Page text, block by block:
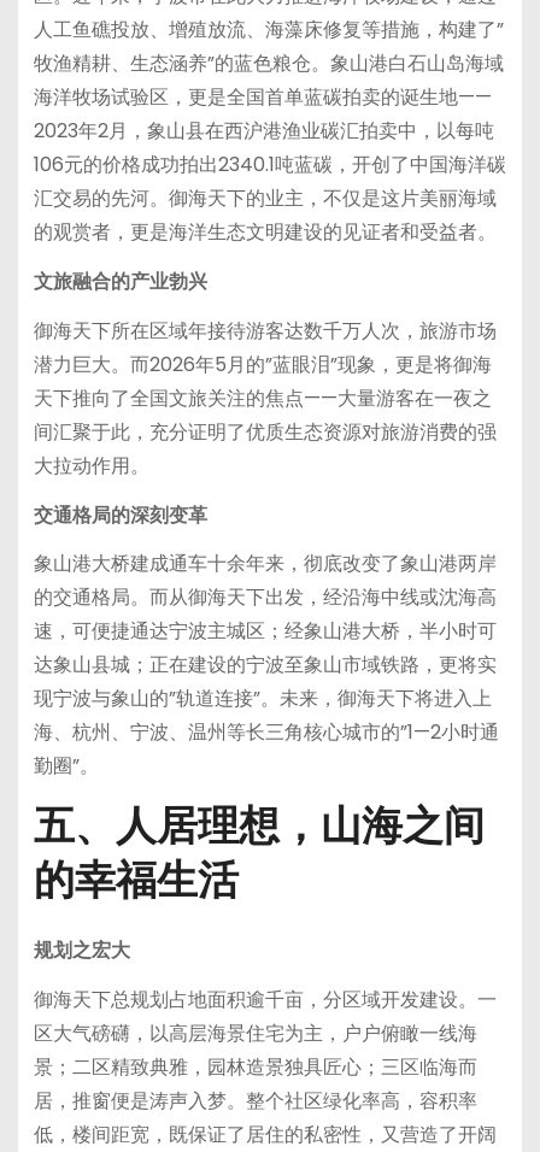
人工鱼礁投放、增殖放流、海藻床修复等措施，构建了”
牧渔精耕、生态涵养”的蓝色粮仓。象山港白石山岛海域
海洋牧场试验区，更是全国首单蓝碳拍卖的诞生地——
2023年2月，象山县在西沪港渔业碳汇拍卖中，以每吨
106元的价格成功拍出2340.1吨蓝碳，开创了中国海洋碳
汇交易的先河。御海天下的业主，不仅是这片美丽海域
的观赏者，更是海洋生态文明建设的见证者和受益者。
文旅融合的产业勃兴
御海天下所在区域年接待游客达数千万人次，旅游市场
潜力巨大。而2026年5月的”蓝眼泪”现象，更是将御海
天下推向了全国文旅关注的焦点——大量游客在一夜之
间汇聚于此，充分证明了优质生态资源对旅游消费的强
大拉动作用。
交通格局的深刻变革
象山港大桥建成通车十余年来，彻底改变了象山港两岸
的交通格局。而从御海天下出发，经沿海中线或沈海高
速，可便捷通达宁波主城区；经象山港大桥，半小时可
达象山县城；正在建设的宁波至象山市域铁路，更将实
现宁波与象山的”轨道连接”。未来，御海天下将进入上
海、杭州、宁波、温州等长三角核心城市的”1—2小时通
勤圈”。
五、人居理想，山海之间
的幸福生活
规划之宏大
御海天下总规划占地面积逾千亩，分区域开发建设。一
区大气磅礴，以高层海景住宅为主，户户俯瞰一线海
景；二区精致典雅，园林造景独具匠心；三区临海而
居，推窗便是涛声入梦。整个社区绿化率高，容积率
低，楼间距宽，既保证了居住的私密性，又营造了开阔